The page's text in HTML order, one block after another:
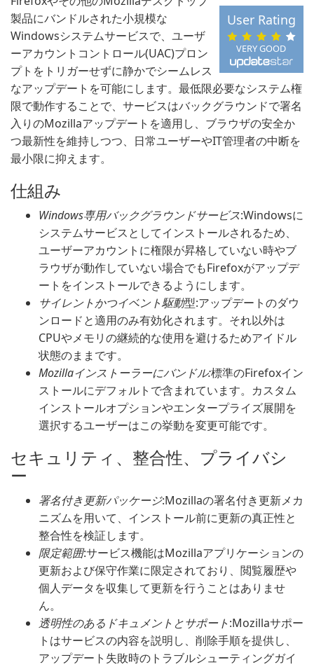
VERY GOOD
User Rating
製品にバンドルされた小規模な
Windowsシステムサービスで、ユーザ
ーアカウントコントロール(UAC)プロン
プトをトリガーせずに静かでシームレス
なアップデートを可能にします。最低限必要なシステム権
限で動作することで、サービスはバックグラウンドで署名
入りのMozillaアップデートを適用し、ブラウザの安全か
つ最新性を維持しつつ、日常ユーザーやIT管理者の中断を
最小限に抑えます。
仕組み
Windows専用バックグラウンドサービス:Windowsに
システムサービスとしてインストールされるため、
ユーザーアカウントに権限が昇格していない時やブ
ラウザが動作していない場合でもFirefoxがアップデ
ートをインストールできるようにします。
サイレントかつイベント駆動型:アップデートのダウ
ンロードと適用のみ有効化されます。それ以外は
CPUやメモリの継続的な使用を避けるためアイドル
状態のままです。
Mozillaインストーラーにバンドル:標準のFirefoxイン
ストールにデフォルトで含まれています。カスタム
インストールオプションやエンタープライズ展開を
選択するユーザーはこの挙動を変更可能です。
セキュリティ、整合性、プライバシ
ー
署名付き更新パッケージ:Mozillaの署名付き更新メカ
ニズムを用いて、インストール前に更新の真正性と
整合性を検証します。
限定範囲:サービス機能はMozillaアプリケーションの
更新および保守作業に限定されており、閲覧履歴や
個人データを収集して更新を行うことはありませ
ん。
透明性のあるドキュメントとサポート:Mozillaサポー
トはサービスの内容を説明し、削除手順を提供し、
アップデート失敗時のトラブルシューティングガイ